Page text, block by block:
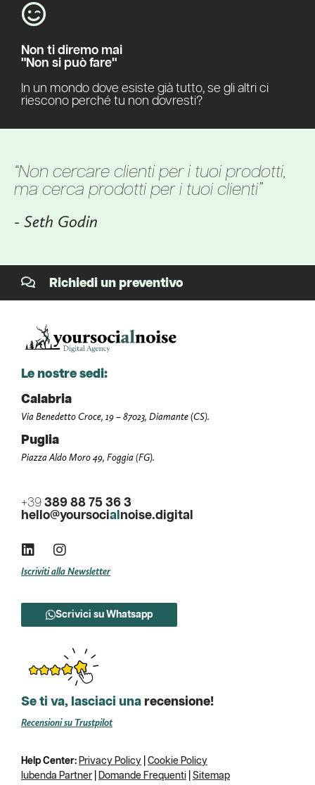
Non ti diremo mai
"Non si può fare"
In un mondo dove esiste già tutto, se gli altri ci
riescono perché tu non dovresti?
“Non cercare clienti per i tuoi prodotti,
ma cerca prodotti per i tuoi clienti”
- Seth Godin
Richiedi un preventivo
Le nostre sedi:
Calabria
Via Benedetto Croce, 19 – 87023, Diamante (CS).
Puglia
Piazza Aldo Moro 49, Foggia (FG).
+39 389 88 75 36 3
hello@yoursocial noise.digital
Iscriviti alla Newsletter
Scrivici su Whatsapp
Help Center: Privacy Policy
Cookie Policy
Iubenda Partner
Domande Frequenti Sitemap
Se ti va, lasciaci una recensione!
Recensioni su Trustpilot